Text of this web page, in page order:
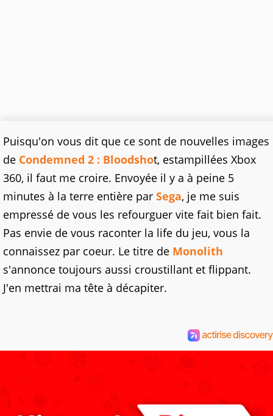
Puisqu'on vous dit que ce sont de nouvelles images
de Condemned 2 : Bloodshot, estampillées Xbox
360, il faut me croire. Envoyée il y a à peine 5
minutes à la terre entière par Sega, je me suis
empressé de vous les refourguer vite fait bien fait.
Pas envie de vous raconter la life du jeu, vous la
connaissez par coeur. Le titre de Monolith
s'annonce toujours aussi croustillant et flippant.
J'en mettrai ma tête à décapiter.